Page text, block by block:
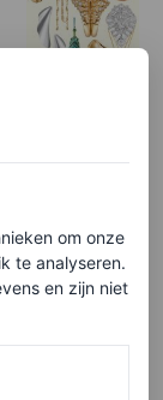
Holistic,
en wat je
van te
negatieve
en
om onze
te analyseren.
en zijn niet